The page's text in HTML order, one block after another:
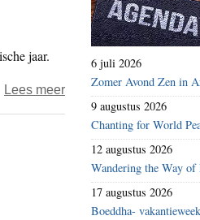
eigen
dood
jaar.
Lees meerover
‘Evam
sutam’,
aldus
6 juli 2026
Zomer Avond Zen in
9 augustus 2026
Chanting for World
12 augustus 2026
Wandering the Way
17 augustus 2026
Boeddha-